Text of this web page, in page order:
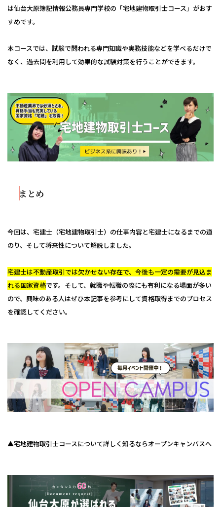
は仙台大原簿記情報公務員専門学校の「宅地建物取引士コース」がおす
すめです。
本コースでは、試験で問われる専門知識や実務技能などを学べるだけで
なく、過去問を利用して効果的な試験対策を行うことができます。
まとめ
今回は、宅建士（宅地建物取引士）の仕事内容と宅建士になるまでの道
のり、そして将来性について解説しました。
宅建士は不動産取引では欠かせない存在で、今後も一定の需要が見込ま
れる国家資格です。そして、就職や転職の際にも有利になる場面が多い
ので、興味のある人はぜひ本記事を参考にして資格取得までのプロセス
を確認してください。
▲宅地建物取引士コースについて詳しく知るならオープンキャンパスへ